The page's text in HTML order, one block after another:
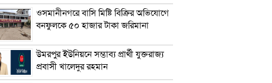
ওসমানীনগরে বাসি মিষ্টি বিক্রির অভিযোগে
বনফুলকে ৫০ হাজার টাকা জরিমানা
উমরপুর ইউনিয়নে সম্ভাব্য প্রার্থী যুক্তরাজ্য
প্রবাসী খালেদুর রহমান